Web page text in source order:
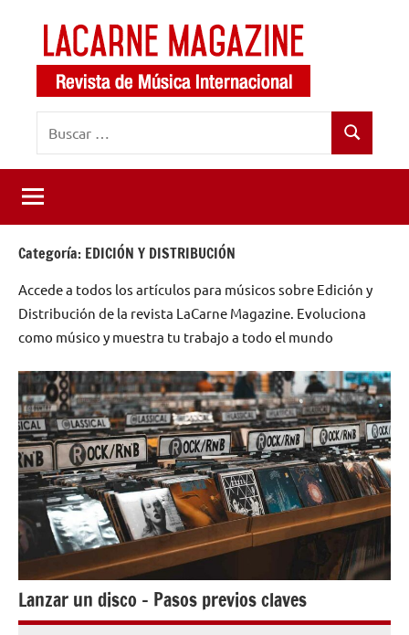
contenido
LaCarne
Magazine
de
música
internacional
Buscar
Categoría: EDICIÓN Y DISTRIBUCIÓN
Accede a todos los artículos para músicos sobre Edición y
Distribución de la revista LaCarne Magazine. Evoluciona
como músico y muestra tu trabajo a todo el mundo
Lanzar un disco – Pasos previos claves